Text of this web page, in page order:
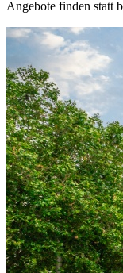
Angebote finden statt